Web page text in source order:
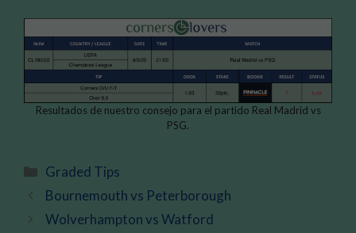
Resultados de nuestro consejo para el partido Real Madrid vs
PSG.
Categorías
Graded Tips
Bournemouth vs Peterborough
Wolverhampton vs Watford